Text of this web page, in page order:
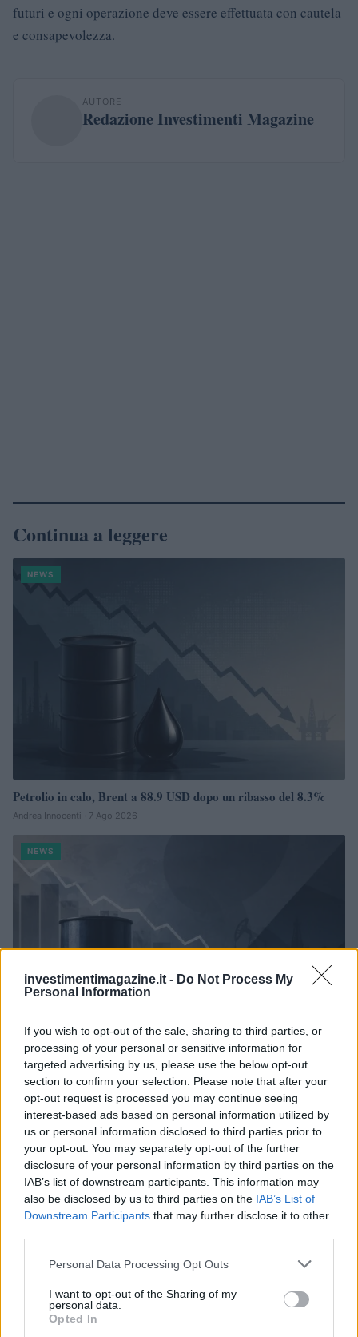
investimentimagazine.it - Do Not Process My
Personal Information
If you wish to opt-out of the sale, sharing to third parties, or
processing of your personal or sensitive information for
targeted advertising by us, please use the below opt-out
section to confirm your selection. Please note that after your
opt-out request is processed you may continue seeing
interest-based ads based on personal information utilized by
us or personal information disclosed to third parties prior to
your opt-out. You may separately opt-out of the further
disclosure of your personal information by third parties on the
IAB’s list of downstream participants. This information may
also be disclosed by us to third parties on the IAB’s List of
Downstream Participants that may further disclose it to other
Please note that this website/app uses one or more Google
not limited to your visit or usage behaviour. You may click to
grant or deny consent to Google and its third-party tags to
use your data for below specified purposes in below Google
Personal Data Processing Opt Outs
I want to opt-out of the Sharing of my
personal data.
Opted In
futuri e ogni operazione deve essere effettuata con cautela
e consapevolezza.
AUTORE
Redazione Investimenti Magazine
Continua a leggere
NEWS
Petrolio in calo, Brent a 88.9 USD dopo un ribasso del 8.3%
Andrea Innocenti · 7 Ago 2026
NEWS
Petrolio in calo: Brent a 88.9 dollari, ribassi diffusi tra le
materie prime
Andrea Innocenti · 6 Ago 2026